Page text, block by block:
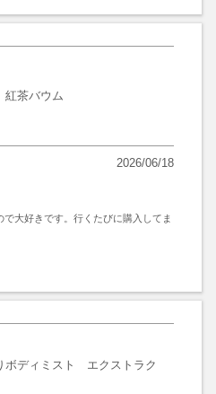
茶バウム
2026/06/18
大好きです。行くたびに購入してま
ボディミスト エクストラク